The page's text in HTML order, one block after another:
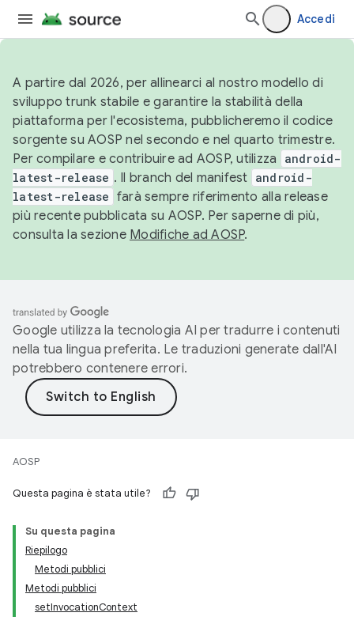
Accedi
A partire dal 2026, per allinearci al nostro modello di
sviluppo trunk stabile e garantire la stabilità della
piattaforma per l'ecosistema, pubblicheremo il codice
sorgente su AOSP nel secondo e nel quarto trimestre.
Per compilare e contribuire ad AOSP, utilizza
android-
latest-release . Il branch del manifest android-
latest-release farà sempre riferimento alla release
più recente pubblicata su AOSP. Per saperne di più,
consulta la sezione Modifiche ad AOSP.
Google utilizza la tecnologia AI per tradurre i contenuti
nella tua lingua preferita. Le traduzioni generate dall'AI
potrebbero contenere errori.
AOSP
Questa pagina è stata utile?
Su questa pagina
Riepilogo
Metodi pubblici
Metodi pubblici
setInvocationContext